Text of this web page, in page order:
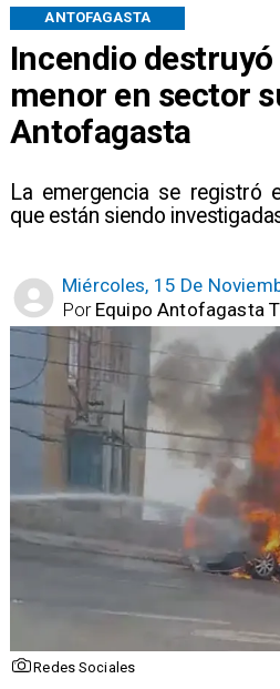
Incendio
menor en sector
Antofagasta
La emergencia se registró
que están siendo
ANTOFAGASTA
Miércoles, 15 De
Equipo Antofagasta
Por
Redes Sociales